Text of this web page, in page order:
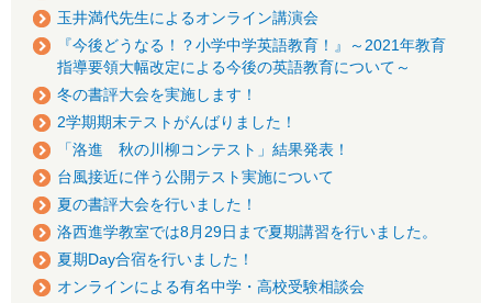
玉井満代先生によるオンライン講演会
『今後どうなる！？小学中学英語教育！』～2021年教育
指導要領大幅改定による今後の英語教育について～
冬の書評大会を実施します！
2学期期末テストがんばりました！
「洛進 秋の川柳コンテスト」結果発表！
台風接近に伴う公開テスト実施について
夏の書評大会を行いました！
洛西進学教室では8月29日まで夏期講習を行いました。
夏期Day合宿を行いました！
オンラインによる有名中学・高校受験相談会